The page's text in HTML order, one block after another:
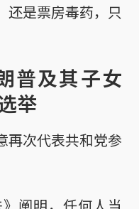
还是票房毒药，只
普及其子女
举
再次代表共和党参